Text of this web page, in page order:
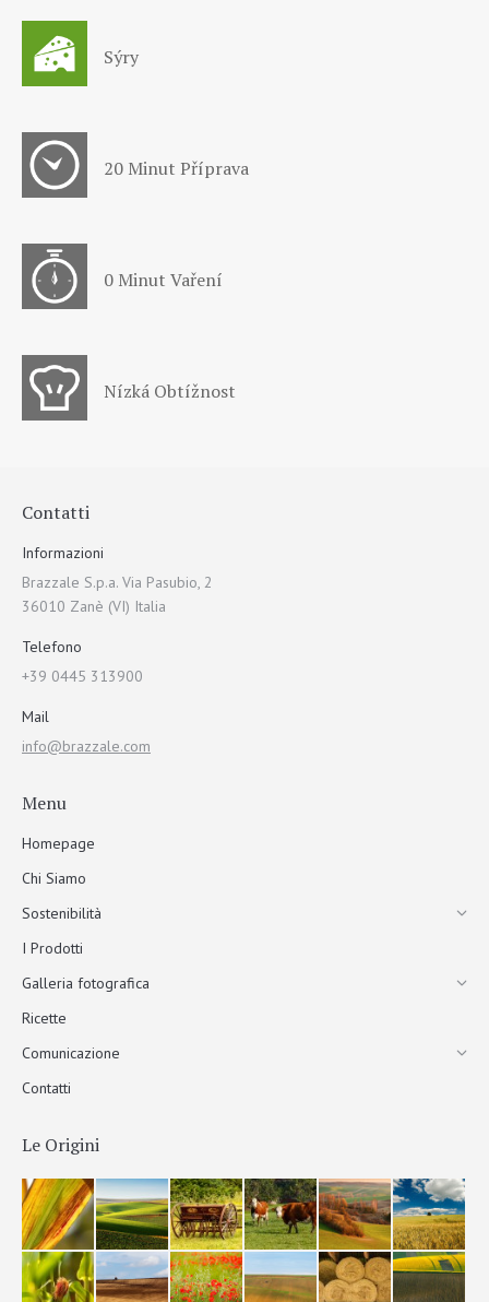
Sýry
20 Minut Příprava
0 Minut Vaření
Nízká Obtížnost
Contatti
Informazioni
Brazzale S.p.a. Via Pasubio, 2
36010 Zanè (VI) Italia
Telefono
+39 0445 313900
Mail
info@brazzale.com
Menu
Homepage
Chi Siamo
Sostenibilità
I Prodotti
Galleria fotografica
Ricette
Comunicazione
Contatti
Le Origini